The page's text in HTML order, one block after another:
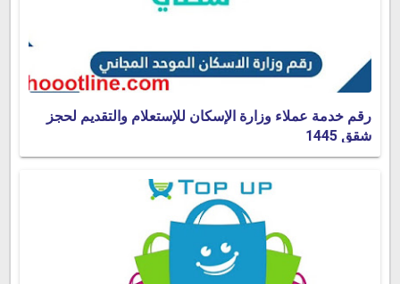
رقم خدمة عملاء وزارة الإسكان للإستعلام والتقديم لحجز
شقق 1445